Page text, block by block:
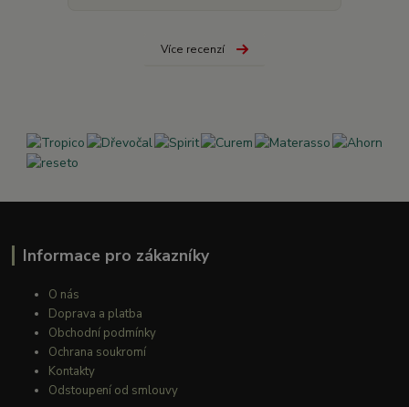
Více recenzí
Informace pro zákazníky
O nás
Doprava a platba
Obchodní podmínky
Ochrana soukromí
Kontakty
Odstoupení od smlouvy